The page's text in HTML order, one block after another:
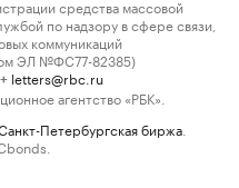
средства массовой
по надзору в сфере связи,
коммуникаций
ЭЛ №ФС77-82385)
letters@rbc.ru
агентство «РБК».
Петербургская биржа